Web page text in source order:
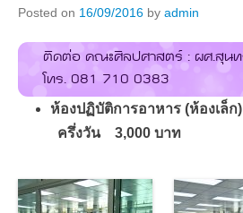
Posted on 16/09/2016 by admin
ติดต่อ คณะศิลปศาสตร์ : ผศ.สุน
โทร. 081 710 0383
ห้องปฏิบัติการอาหาร (ห้องเล็
ครึ่งวัน 3,000 บาท